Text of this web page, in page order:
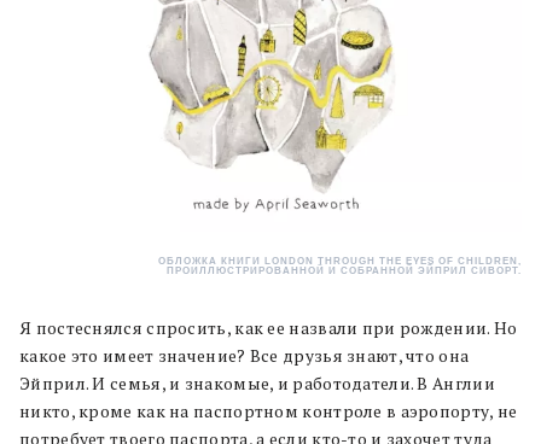
ОБЛОЖКА КНИГИ LONDON THROUGH THE EYES OF CHILDREN,
ПРОИЛЛЮСТРИРОВАННОЙ И СОБРАННОЙ ЭЙПРИЛ СИВОРТ.
Я постеснялся спросить, как ее назвали при рождении. Но
какое это имеет значение? Все друзья знают, что она
Эйприл. И семья, и знакомые, и работодатели. В Англии
никто, кроме как на паспортном контроле в аэропорту, не
потребует твоего паспорта, а если кто-то и захочет туда